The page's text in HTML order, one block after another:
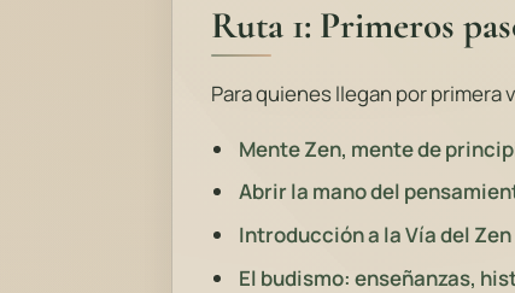
Ruta 1: Primeros
Para quienes llegan por primera
Mente Zen, mente de
Abrir la mano del
Introducción a la Vía del Zen
El budismo: enseñanzas,